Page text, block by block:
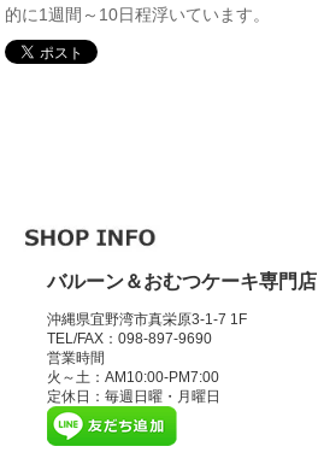
的に1週間～10日程浮いています。
バルーン＆おむつケーキ専門店
沖縄県宜野湾市真栄原3-1-7 1F
TEL/FAX：098-897-9690
営業時間
火～土：AM10:00-PM7:00
定休日：毎週日曜・月曜日